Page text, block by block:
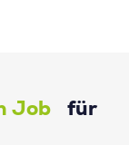
Job für